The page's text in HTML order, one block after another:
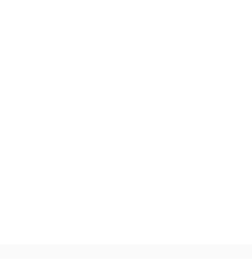
クラスクを思う存分楽しめ
す。